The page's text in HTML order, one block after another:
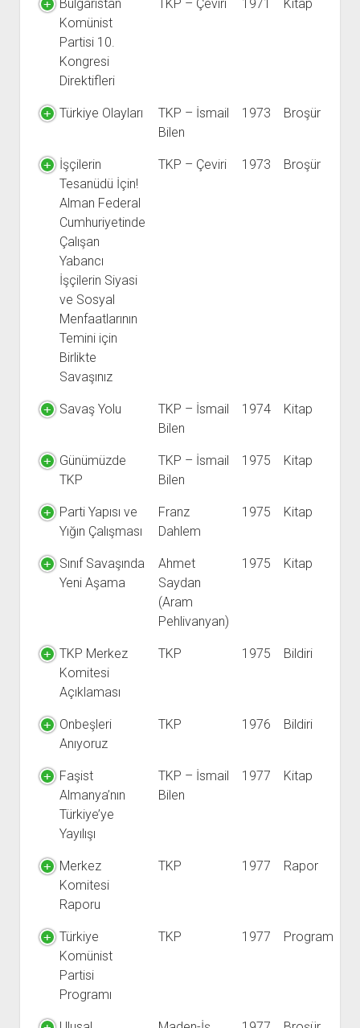
Bulgaristan
Komünist
Partisi 10.
Kongresi
Direktifleri
TKP – Çeviri 1971 Kitap
Türkiye Olayları
TKP – İsmail
Bilen
1973 Broşür
İşçilerin
Tesanüdü İçin!
Alman Federal
Cumhuriyetinde
Çalışan
Yabancı
İşçilerin Siyasi
ve Sosyal
Menfaatlarının
Temini için
Birlikte
Savaşınız
TKP – Çeviri 1973 Broşür
Savaş Yolu
TKP – İsmail
Bilen
1974 Kitap
Günümüzde
TKP
TKP – İsmail
Bilen
1975 Kitap
Parti Yapısı ve
Yığın Çalışması
Franz
Dahlem
1975 Kitap
Sınıf Savaşında
Yeni Aşama
Ahmet
Saydan
(Aram
Pehlivanyan)
1975 Kitap
TKP Merkez
Komitesi
Açıklaması
TKP 1975 Bildiri
Onbeşleri
Anıyoruz
TKP 1976 Bildiri
Faşist
Almanya’nın
Türkiye’ye
Yayılışı
TKP – İsmail
Bilen
1977 Kitap
Merkez
Komitesi
Raporu
TKP 1977 Rapor
Türkiye
Komünist
Partisi
Programı
TKP 1977 Program